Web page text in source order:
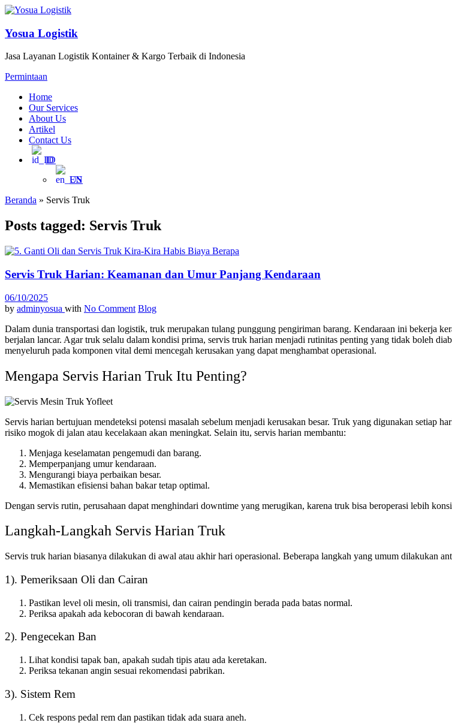
Yosua Logistik
Jasa Layanan Logistik Kontainer & Kargo Terbaik di Indonesia
Permintaan
Home
Our Services
About Us
Artikel
Contact Us
ID
EN
Beranda » Servis Truk
Posts tagged: Servis Truk
Servis Truk Harian: Keamanan dan Umur Panjang Kendaraan
06/10/2025
by adminyosua with No Comment Blog
Dalam dunia transportasi dan logistik, truk merupakan tulang punggung pengiriman barang. Kendaraan ini bekerja
berjalan lancar. Agar truk selalu dalam kondisi prima, servis truk harian menjadi rutinitas penting yang tidak boleh
menyeluruh pada komponen vital demi mencegah kerusakan yang dapat menghambat operasional.
Mengapa Servis Harian Truk Itu Penting?
Servis harian bertujuan mendeteksi potensi masalah sebelum menjadi kerusakan besar. Truk yang digunakan setiap
risiko mogok di jalan atau kecelakaan akan meningkat. Selain itu, servis harian membantu:
Menjaga keselamatan pengemudi dan barang.
Memperpanjang umur kendaraan.
Mengurangi biaya perbaikan besar.
Memastikan efisiensi bahan bakar tetap optimal.
Dengan servis rutin, perusahaan dapat menghindari downtime yang merugikan, karena truk bisa beroperasi lebih
Langkah-Langkah Servis Harian Truk
Servis truk harian biasanya dilakukan di awal atau akhir hari operasional. Beberapa langkah yang umum dilakukan
1). Pemeriksaan Oli dan Cairan
Pastikan level oli mesin, oli transmisi, dan cairan pendingin berada pada batas normal.
Periksa apakah ada kebocoran di bawah kendaraan.
2). Pengecekan Ban
Lihat kondisi tapak ban, apakah sudah tipis atau ada keretakan.
Periksa tekanan angin sesuai rekomendasi pabrikan.
3). Sistem Rem
Cek respons pedal rem dan pastikan tidak ada suara aneh.